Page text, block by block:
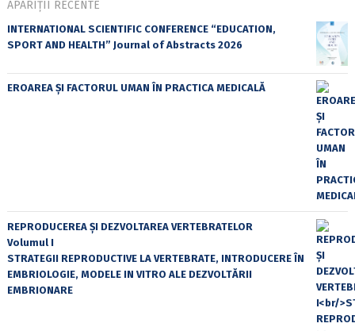
APARIȚII RECENTE
INTERNATIONAL SCIENTIFIC CONFERENCE “EDUCATION,
SPORT AND HEALTH” Journal of Abstracts 2026
EROAREA ȘI FACTORUL UMAN ÎN PRACTICA MEDICALĂ
REPRODUCEREA ȘI DEZVOLTAREA VERTEBRATELOR
Volumul I
STRATEGII REPRODUCTIVE LA VERTEBRATE, INTRODUCERE ÎN
EMBRIOLOGIE, MODELE IN VITRO ALE DEZVOLTĂRII
EMBRIONARE